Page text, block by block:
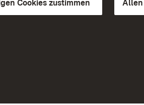
Cookies zustimmen Allen